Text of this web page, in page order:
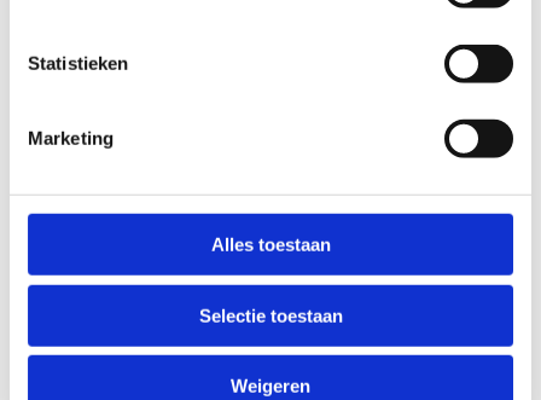
Statistieken
Marketing
Alles toestaan
Selectie toestaan
Weigeren